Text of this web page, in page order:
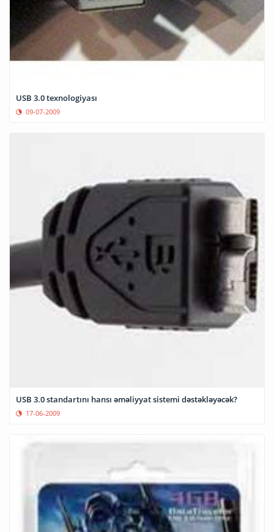
USB 3.0 texnologiyası
09-07-2009
USB 3.0 standartını hansı əməliyyat sistemi dəstəkləyəcək?
17-06-2009